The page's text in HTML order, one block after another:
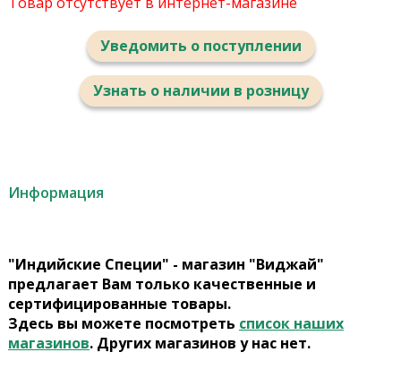
Уведомить о поступлении
Узнать о наличии в розницу
Информация
"Индийские Специи" - магазин "Виджай"
предлагает Вам только качественные и
сертифицированные товары.
Здесь вы можете посмотреть список наших
магазинов. Других магазинов у нас нет.